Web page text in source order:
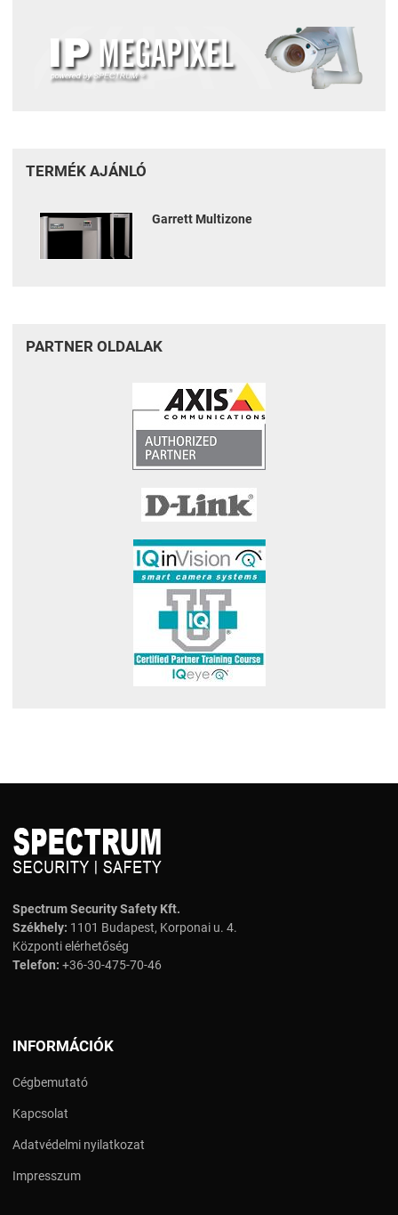
TERMÉK AJÁNLÓ
Garrett Multizone
PARTNER OLDALAK
Spectrum Security Safety Kft.
Székhely: 1101 Budapest, Korponai u. 4.
Központi elérhetőség
Telefon: +36-30-475-70-46
INFORMÁCIÓK
Cégbemutató
Kapcsolat
Adatvédelmi nyilatkozat
Impresszum